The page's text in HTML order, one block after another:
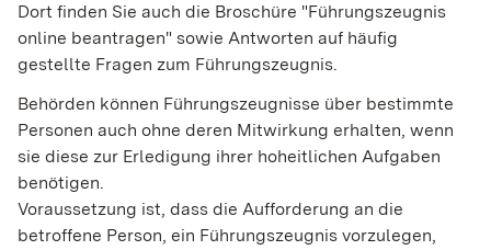
Dort finden Sie auch die Broschüre "Führungszeugnis
online beantragen" sowie Antworten auf häufig
gestellte Fragen zum Führungszeugnis.
Behörden können Führungszeugnisse über bestimmte
Personen auch ohne deren Mitwirkung erhalten, wenn
sie diese zur Erledigung ihrer hoheitlichen Aufgaben
benötigen.
Voraussetzung ist, dass die Aufforderung an die
betroffene Person, ein Führungszeugnis vorzulegen,